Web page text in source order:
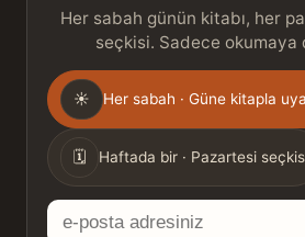
Her sabah günün kitabı, her
seçkisi. Sadece okumaya
Gönderim
sıklığı
☀ Her sabah · Güne kitapla
🗓 Haftada bir · Pazartesi
E-